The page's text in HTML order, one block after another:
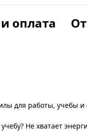
оплата
для работы, учебы
Не хватает